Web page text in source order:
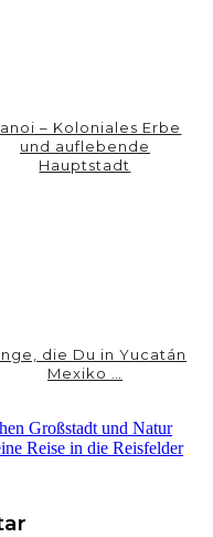
– Koloniales Erbe
und auflebende
Hauptstadt
die Du in Yucatán
Mexiko …
Großstadt und Natur
Reise in die Reisfelder